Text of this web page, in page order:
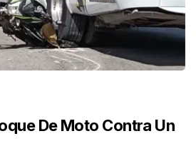
De Moto Contra Un